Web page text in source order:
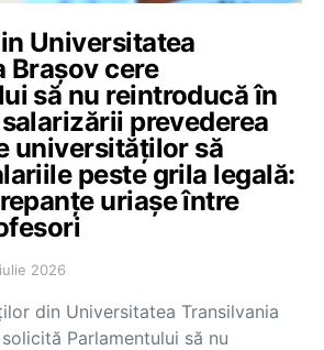
Universitatea
Brașov cere
să nu reintroducă în
prevederea
universităților să
peste grila legală:
uriașe între
2026
din Universitatea Transilvania
Parlamentului să nu